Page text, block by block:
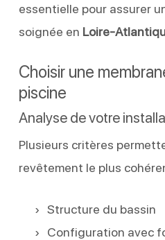
essentielle pour assurer
soignée en Loire-
Choisir une
piscine
Analyse de votre
Plusieurs critères
revêtement le plus
Structure du bassin
Configuration avec